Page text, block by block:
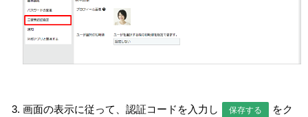
画面の表示に従って、認証コードを入力し 保存する
をク